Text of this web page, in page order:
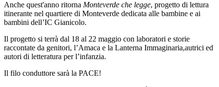
Anche quest'anno ritorna Monteverde che legge, progetto di lettura
itinerante nel quartiere di Monteverde dedicata alle bambine e ai
bambini dell’IC Gianicolo.
Il progetto si terrà dal 18 al 22 maggio con laboratori e storie
raccontate da genitori, l’Amaca e la Lanterna Immaginaria,autrici ed
autori di letteratura per l’infanzia.
Il filo conduttore sarà la PACE!